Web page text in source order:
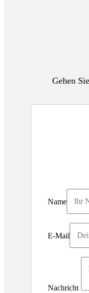
Gehen
Name
E-Mail
Nachricht